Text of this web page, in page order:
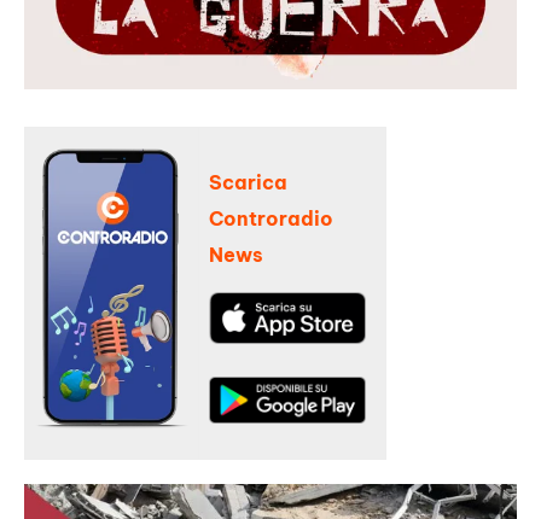
Scarica
Controradio
News